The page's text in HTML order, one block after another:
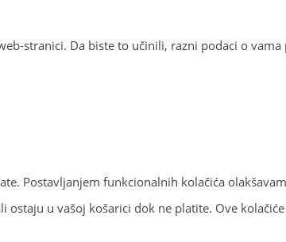
stranici. Da biste to učinili, razni podaci o
Postavljanjem funkcionalnih kolačića
u vašoj košarici dok ne platite. Ove